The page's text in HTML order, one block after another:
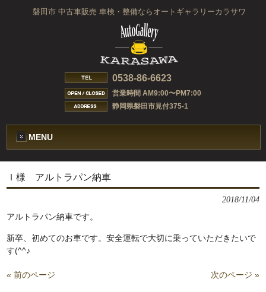
磐田市 中古車販売 車検・整備ならオートギャラリーカラサワ
0538-86-6623
営業時間 AM9:00〜PM7:00
静岡県磐田市見付375-1
MENU
Ｉ様 アルトラパン納車
2018/11/04
アルトラパン納車です。
新卒、初めてのお車です。安全運転で大切に乗っていただきたいで
す(^^♪
« 前のページ 次のページ »